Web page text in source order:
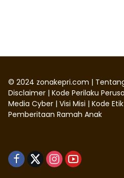
© 2024 zonakepri.com |
Disclaimer | Kode Perilaku
Media Cyber | Visi Misi | Kode
Pemberitaan Ramah Anak